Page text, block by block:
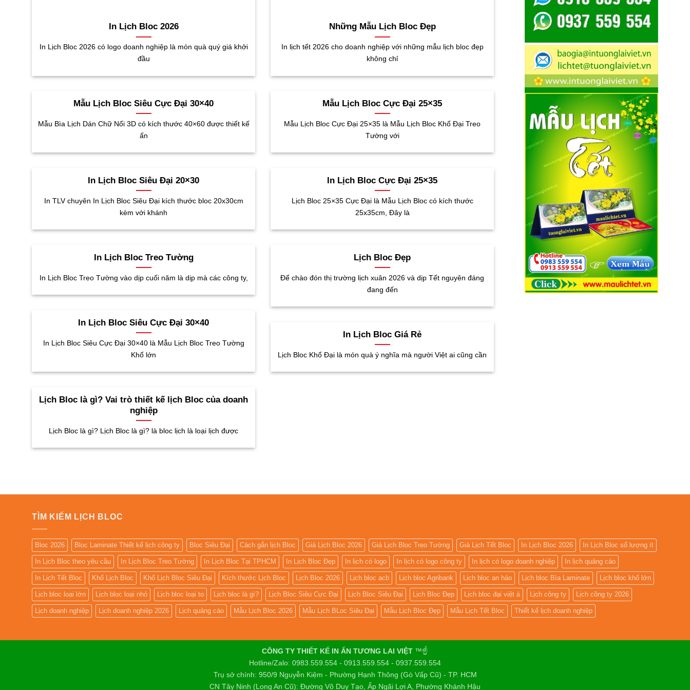
In Lịch Bloc 2026
In Lịch Bloc 2026 có logo doanh nghiệp là món quà quý giá khởi
đầu
Những Mẫu Lịch Bloc Đẹp
In lịch tết 2026 cho doanh nghiệp với những mẫu lịch bloc đẹp
không chỉ
Mẫu Lịch Bloc Siêu Cực Đại 30×40
Mẫu Bìa Lịch Dán Chữ Nổi 3D có kích thước 40×60 được thiết kế
ấn
Mẫu Lịch Bloc Cực Đại 25×35
Mẫu Lịch Bloc Cực Đại 25×35 là Mẫu Lịch Bloc Khổ Đại Treo
Tường với
In Lịch Bloc Siêu Đại 20×30
In TLV chuyên In Lịch Bloc Siêu Đại kích thước bloc 20x30cm
kèm với khánh
In Lịch Bloc Cực Đại 25×35
Lịch Bloc 25×35 Cực Đại là Mẫu Lịch Bloc có kích thước
25x35cm, Đây là
In Lịch Bloc Treo Tường
In Lịch Bloc Treo Tường vào dịp cuối năm là dịp mà các công ty,
Lịch Bloc Đẹp
Để chào đón thị trường lịch xuân 2026 và dịp Tết nguyên đáng
đang đến
In Lịch Bloc Siêu Cực Đại 30×40
In Lịch Bloc Siêu Cực Đại 30×40 là Mẫu Lịch Bloc Treo Tường
Khổ lớn
In Lịch Bloc Giá Rẻ
Lịch Bloc Khổ Đại là món quà ý nghĩa mà người Việt ai cũng cần
Lịch Bloc là gì? Vai trò thiết kế lịch Bloc của doanh
nghiệp
Lịch Bloc là gì? Lịch Bloc là gì? là bloc lịch là loại lịch được
TÌM KIẾM LỊCH BLOC
Bloc 2026 Bloc Laminate Thiết kế lịch công ty Bloc Siêu Đại Cách gắn lịch Bloc Giá Lịch Bloc 2026 Giá Lịch Bloc Treo Tường Giá Lịch Tết Bloc In Lịch Bloc 2026 In Lịch Bloc số lượng ít
In Lịch Bloc theo yêu cầu In Lịch Bloc Treo Tường In Lịch Bloc Tại TPHCM In Lịch Bloc Đẹp In lịch có logo In lịch có logo công ty In lịch có logo doanh nghiệp In lịch quảng cáo
In Lịch Tết Bloc Khổ Lịch Bloc Khổ Lịch Bloc Siêu Đại Kích thước Lịch Bloc Lịch Bloc 2026 Lịch bloc acb Lịch bloc Agribank Lịch bloc an hảo Lịch bloc Bìa Laminate Lịch bloc khổ lớn
Lịch bloc loại lớn Lịch bloc loại nhỏ Lịch bloc loại to Lịch bloc là gì? Lịch Bloc Siêu Cực Đại Lịch Bloc Siêu Đại Lịch Bloc Đẹp Lịch bloc đại việt á Lịch công ty Lịch công ty 2026
Lịch doanh nghiệp Lịch doanh nghiệp 2026 Lịch quảng cáo Mẫu Lịch Bloc 2026 Mẫu Lịch BLoc Siêu Đại Mẫu Lịch Bloc Đẹp Mẫu Lịch Tết Bloc Thiết kế lịch doanh nghiệp
CÔNG TY THIẾT KẾ IN ẤN TƯƠNG LAI VIỆT ™☝️
Hotline/Zalo: 0983.559.554 - 0913.559.554 - 0937.559.554
Trụ sở chính: 950/9 Nguyễn Kiệm - Phường Hạnh Thông (Gò Vấp Cũ) - TP. HCM
CN Tây Ninh (Long An Cũ): Đường Võ Duy Tạo, Ấp Ngãi Lợi A, Phường Khánh Hậu